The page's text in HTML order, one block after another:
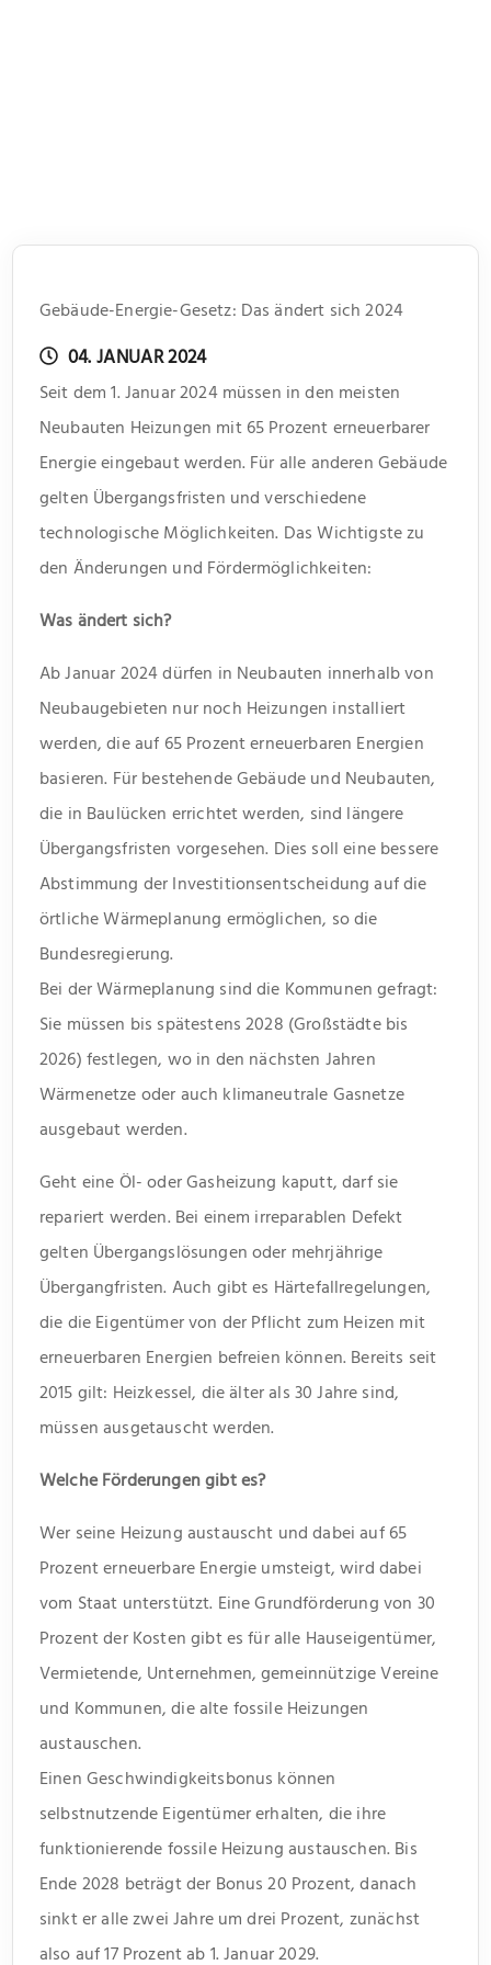
Gebäude-Energie-Gesetz: Das ändert sich 2024
04. JANUAR 2024
Seit dem 1. Januar 2024 müssen in den meisten
Neubauten Heizungen mit 65 Prozent erneuerbarer
Energie eingebaut werden. Für alle anderen Gebäude
gelten Übergangsfristen und verschiedene
technologische Möglichkeiten. Das Wichtigste zu
den Änderungen und Fördermöglichkeiten:
Was ändert sich?
Ab Januar 2024 dürfen in Neubauten innerhalb von
Neubaugebieten nur noch Heizungen installiert
werden, die auf 65 Prozent erneuerbaren Energien
basieren. Für bestehende Gebäude und Neubauten,
die in Baulücken errichtet werden, sind längere
Übergangsfristen vorgesehen. Dies soll eine bessere
Abstimmung der Investitionsentscheidung auf die
örtliche Wärmeplanung ermöglichen, so die
Bundesregierung.
Bei der Wärmeplanung sind die Kommunen gefragt:
Sie müssen bis spätestens 2028 (Großstädte bis
2026) festlegen, wo in den nächsten Jahren
Wärmenetze oder auch klimaneutrale Gasnetze
ausgebaut werden.
Geht eine Öl- oder Gasheizung kaputt, darf sie
repariert werden. Bei einem irreparablen Defekt
gelten Übergangslösungen oder mehrjährige
Übergangfristen. Auch gibt es Härtefallregelungen,
die die Eigentümer von der Pflicht zum Heizen mit
erneuerbaren Energien befreien können. Bereits seit
2015 gilt: Heizkessel, die älter als 30 Jahre sind,
müssen ausgetauscht werden.
Welche Förderungen gibt es?
Wer seine Heizung austauscht und dabei auf 65
Prozent erneuerbare Energie umsteigt, wird dabei
vom Staat unterstützt. Eine Grundförderung von 30
Prozent der Kosten gibt es für alle Hauseigentümer,
Vermietende, Unternehmen, gemeinnützige Vereine
und Kommunen, die alte fossile Heizungen
austauschen.
Einen Geschwindigkeitsbonus können
selbstnutzende Eigentümer erhalten, die ihre
funktionierende fossile Heizung austauschen. Bis
Ende 2028 beträgt der Bonus 20 Prozent, danach
sinkt er alle zwei Jahre um drei Prozent, zunächst
also auf 17 Prozent ab 1. Januar 2029.